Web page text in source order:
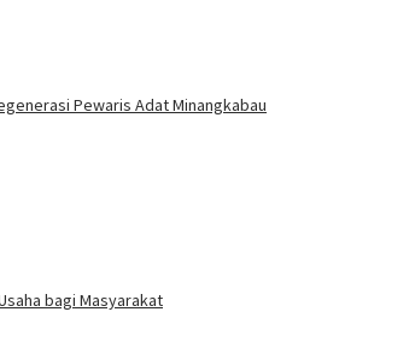
Pewaris Adat Minangkabau
bagi Masyarakat